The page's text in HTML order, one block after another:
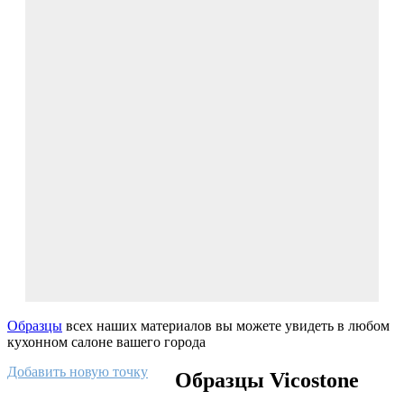
Образцы всех наших материалов вы можете увидеть в любом
кухонном салоне вашего города
Добавить новую точку
Образцы Vicostone